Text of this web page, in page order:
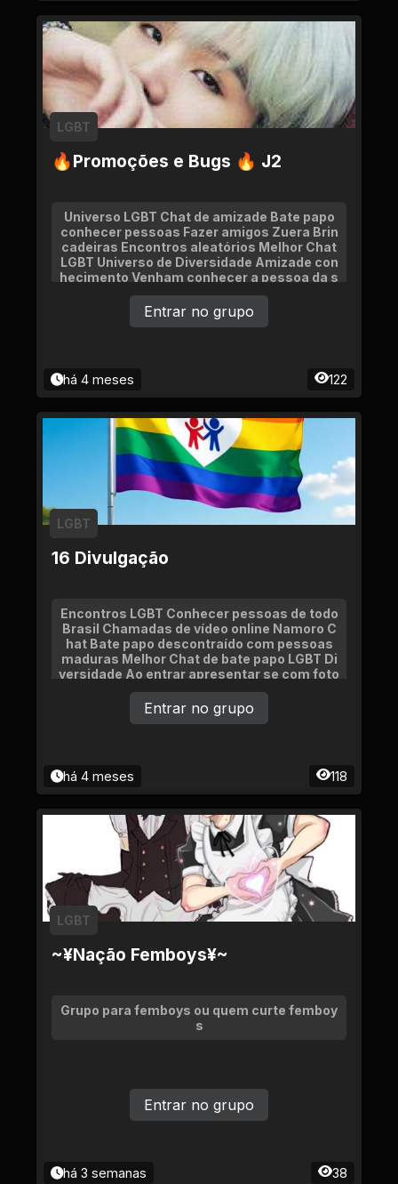
🔥Promoções e Bugs 🔥 J2
LGBT
Universo LGBT Chat de amizade Bate papo
conhecer pessoas Fazer amigos Zuera Brin
cadeiras Encontros aleatórios Melhor Chat
LGBT Universo de Diversidade Amizade con
hecimento Venham conhecer a pessoa da s
ua vida Namoro
há 4 meses 122
Entrar no grupo
16 Divulgação
LGBT
Encontros LGBT Conhecer pessoas de todo
Brasil Chamadas de vídeo online Namoro C
hat Bate papo descontraído com pessoas
maduras Melhor Chat de bate papo LGBT Di
versidade Ao entrar apresentar se com foto
e idade Venha participar do melhor grupo lg
bt da web Diversidade e namoro encontros
na vida real
há 4 meses 118
Entrar no grupo
~¥Nação Femboys¥~
LGBT
Grupo para femboys ou quem curte femboy
s
há 3 semanas 38
Entrar no grupo